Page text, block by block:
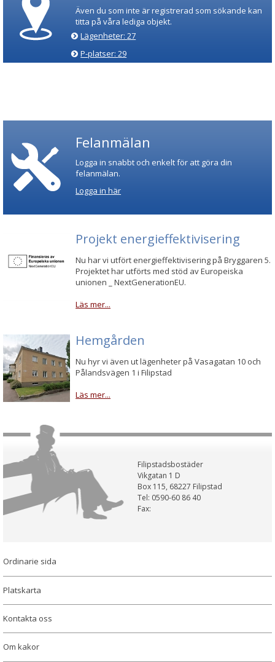
Även du som inte är registrerad som sökande kan
titta på våra lediga objekt.
Lägenheter:27
P-platser:29
Felanmälan
Logga in snabbt och enkelt för att göra din
felanmälan.
Logga in här
Projekt energieffektivisering
Nu har vi utfört energieffektivisering på Bryggaren 5.
Projektet har utförts med stöd av Europeiska
unionen _ NextGenerationEU.
Läs mer...
Hemgården
Nu hyr vi även ut lägenheter på Vasagatan 10 och
Pålandsvägen 1 i Filipstad
Läs mer...
Filipstadsbostäder
Vikgatan 1 D
Box 115, 68227 Filipstad
Tel: 0590-60 86 40
Fax:
Ordinarie sida
Platskarta
Kontakta oss
Om kakor